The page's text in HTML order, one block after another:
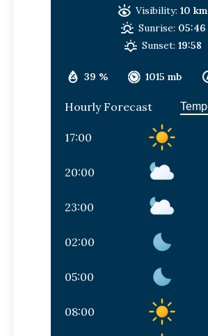
39 % 1015 mb
Visibility: 10 km
Sunrise: 05:46
Sunset: 19:58
Hourly Forecast
17:00
20:00
23:00
02:00
05:00
08:00